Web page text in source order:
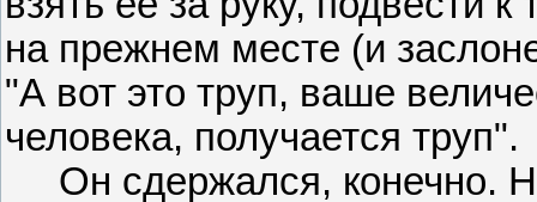
на прежнем месте (и
"А вот это труп, ваше
человека, получается труп".
Он сдержался, конечно.